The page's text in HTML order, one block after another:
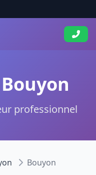
professionnel
Bouyon